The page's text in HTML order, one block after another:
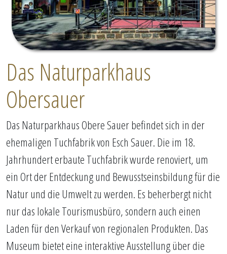
Das Naturparkhaus
Obersauer
Das Naturparkhaus Obere Sauer befindet sich in der
ehemaligen Tuchfabrik von Esch Sauer. Die im 18.
Jahrhundert erbaute Tuchfabrik wurde renoviert, um
ein Ort der Entdeckung und Bewusstseinsbildung für die
Natur und die Umwelt zu werden. Es beherbergt nicht
nur das lokale Tourismusbüro, sondern auch einen
Laden für den Verkauf von regionalen Produkten. Das
Museum bietet eine interaktive Ausstellung über die